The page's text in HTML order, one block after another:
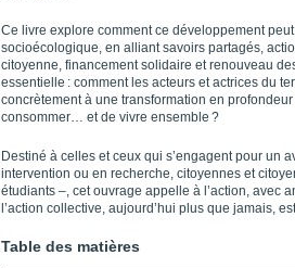
Ce livre explore comment ce développement
socioécologique, en alliant savoirs partagés,
citoyenne, financement solidaire et renouveau
essentielle : comment les acteurs et actrices du
concrètement à une transformation en
consommer… et de vivre ensemble ?
Destiné à celles et ceux qui s’engagent pour un
intervention ou en recherche, citoyennes et
étudiants –, cet ouvrage appelle à l’action, avec
l’action collective, aujourd’hui plus que jamais,
Table des matières